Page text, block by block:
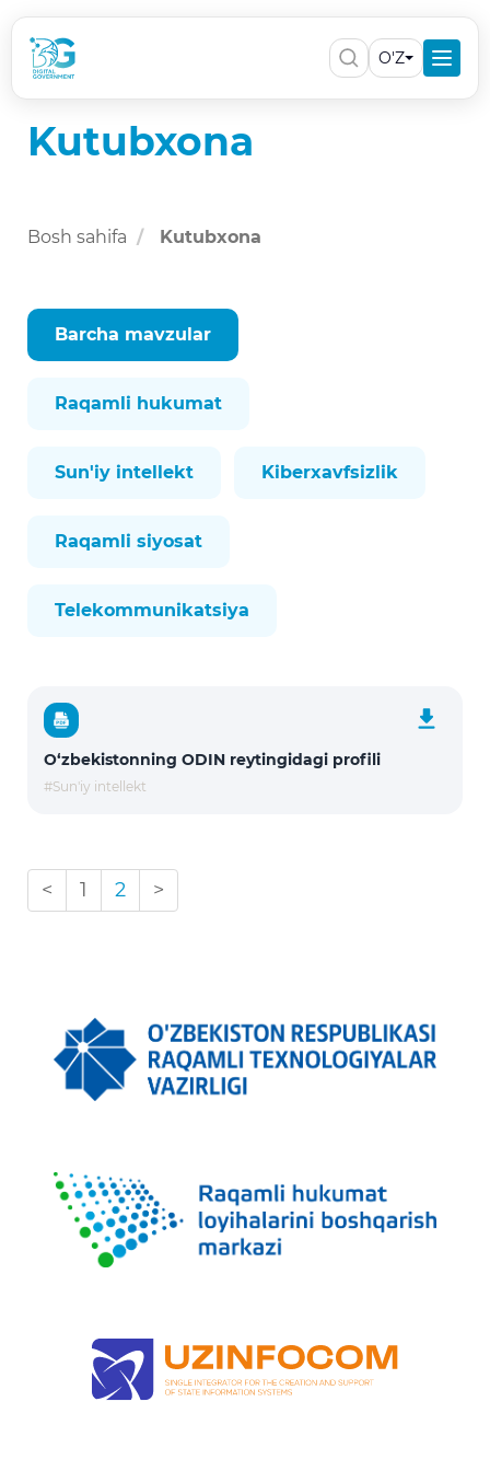
O'Z
Kutubxona
Bosh sahifa Kutubxona
Barcha mavzular
Raqamli hukumat
Sun'iy intellekt Kiberxavfsizlik
Raqamli siyosat
Telekommunikatsiya
O‘zbekistonning ODIN reytingidagi profili
#Sun'iy intellekt
< 1 2 >